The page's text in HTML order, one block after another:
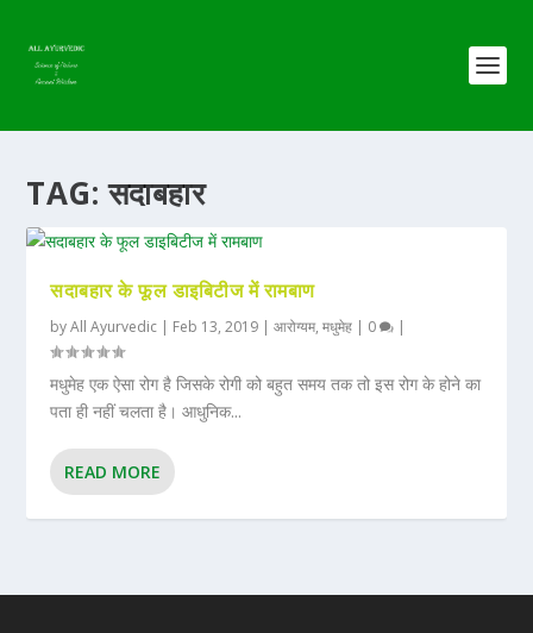
TAG:सदाबहार
सदाबहार के फूल डाइबिटीज में रामबाण
byAll Ayurvedic | Feb 13, 2019 |आरोग्यम,मधुमेह | 0 |
मधुमेह एक ऐसा रोग है जिसके रोगी को बहुत समय तक तो इस रोग के होने का
पता ही नहीं चलता है। आधुनिक...
READ MORE